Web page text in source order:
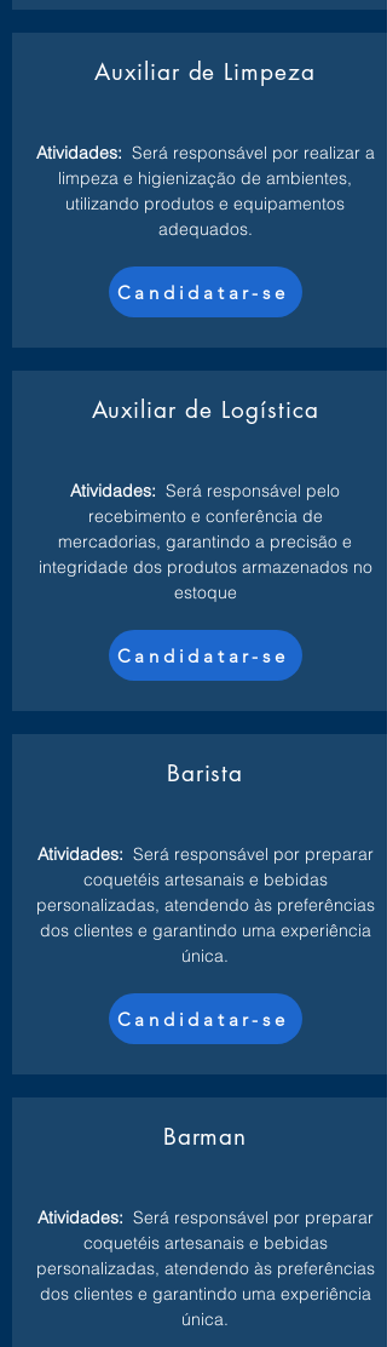
Auxiliar de Limpeza
Atividades: Será responsável por realizar a
limpeza e higienização de ambientes,
utilizando produtos e equipamentos
adequados.
Candidatar-se
Auxiliar de Logística
Atividades: Será responsável pelo
recebimento e conferência de
mercadorias, garantindo a precisão e
integridade dos produtos armazenados no
estoque
Candidatar-se
Barista
Atividades: Será responsável por preparar
coquetéis artesanais e bebidas
personalizadas, atendendo às preferências
dos clientes e garantindo uma experiência
única.
Candidatar-se
Barman
Atividades: Será responsável por preparar
coquetéis artesanais e bebidas
personalizadas, atendendo às preferências
dos clientes e garantindo uma experiência
única.